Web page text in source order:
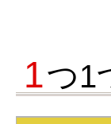
1つ1